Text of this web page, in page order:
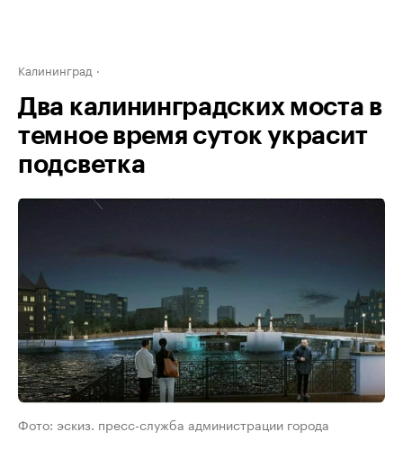
Калининград
Два калининградских моста в
темное время суток украсит
подсветка
Фото: эскиз. пресс-служба администрации города